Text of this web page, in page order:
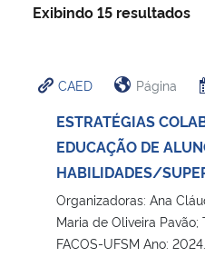
Ministério da Cidadania
Ministério de Minas e Energia
Ministério da Ciência, Tecnologia,
Exibindo 15 resultados
CAED Página
ESTRATÉGIAS
EDUCAÇÃO DE
HABILIDADES/
Organizadoras: Ana
Maria de Oliveira
FACOS-UFSM Ano: 2024.